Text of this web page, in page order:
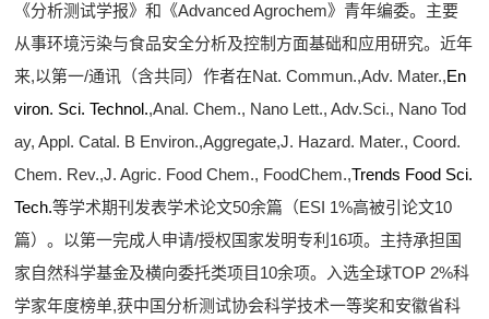
《分析测试学报》和《Advanced Agrochem》青年编委。主要
从事环境污染与食品安全分析及控制方面基础和应用研究。近年
来,以第一/通讯（含共同）作者在Nat. Commun.,Adv. Mater.,En
viron. Sci. Technol.,Anal. Chem., Nano Lett., Adv.Sci., Nano Tod
ay, Appl. Catal. B Environ.,Aggregate,J. Hazard. Mater., Coord.
Chem. Rev.,J. Agric. Food Chem., FoodChem.,Trends Food Sci.
Tech.等学术期刊发表学术论文50余篇（ESI 1%高被引论文10
篇）。以第一完成人申请/授权国家发明专利16项。主持承担国
家自然科学基金及横向委托类项目10余项。入选全球TOP 2%科
学家年度榜单,获中国分析测试协会科学技术一等奖和安徽省科